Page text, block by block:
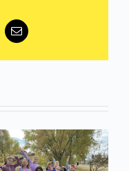
Email: